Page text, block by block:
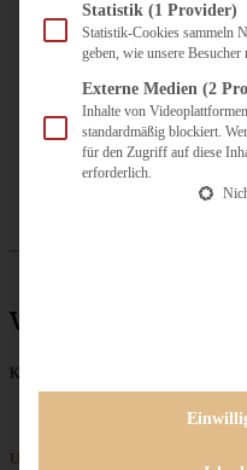
ÜBER MICH
vegan
Keine Beiträge gefunden
Unternehmen
Statistik (1 Provider)
Statistik-Cookies sammeln
geben, wie unsere Besucher
Externe Medien (2
Inhalte von
standardmäßig blockiert.
für den Zugriff auf diese
erforderlich.